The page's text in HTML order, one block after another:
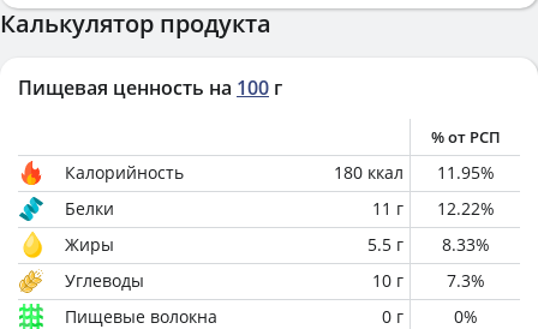
Калькулятор продукта
Пищевая ценность на 100 г
% от РСП
Калорийность 180 ккал 11.95%
Белки
11 г 12.22%
Жиры
5.5 г 8.33%
Углеводы
10 г 7.3%
Пищевые волокна
0 г 0%